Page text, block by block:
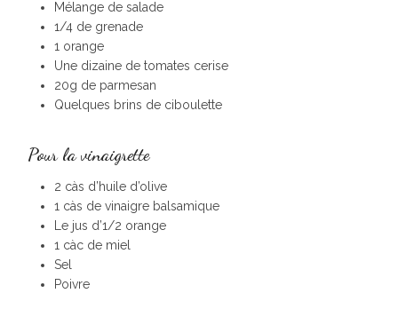
Mélange de salade
1/4 de grenade
1 orange
Une dizaine de tomates cerise
20g de parmesan
Quelques brins de ciboulette
Pour la vinaigrette
2 càs d’huile d’olive
1 càs de vinaigre balsamique
Le jus d’1/2 orange
1 càc de miel
Sel
Poivre